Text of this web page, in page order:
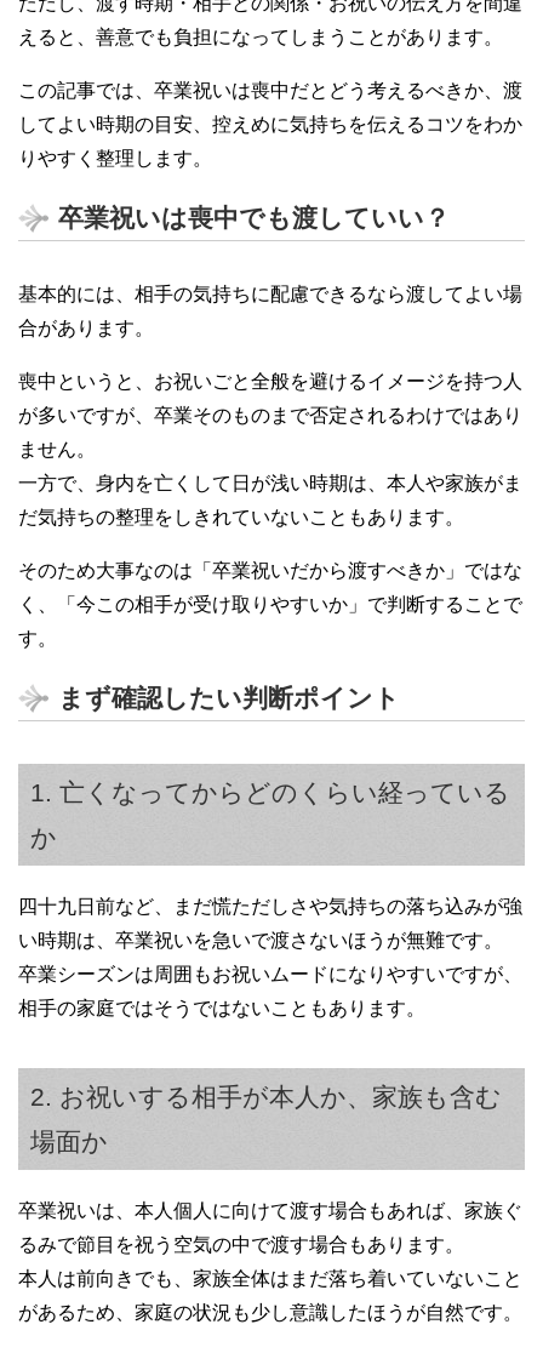
えると、善意でも負担になってしまうことがあります。
この記事では、卒業祝いは喪中だとどう考えるべきか、渡
してよい時期の目安、控えめに気持ちを伝えるコツをわか
りやすく整理します。
卒業祝いは喪中でも渡していい？
基本的には、相手の気持ちに配慮できるなら渡してよい場
合があります。
喪中というと、お祝いごと全般を避けるイメージを持つ人
が多いですが、卒業そのものまで否定されるわけではあり
ません。
一方で、身内を亡くして日が浅い時期は、本人や家族がま
だ気持ちの整理をしきれていないこともあります。
そのため大事なのは「卒業祝いだから渡すべきか」ではな
く、「今この相手が受け取りやすいか」で判断することで
す。
まず確認したい判断ポイント
1. 亡くなってからどのくらい経っている
か
四十九日前など、まだ慌ただしさや気持ちの落ち込みが強
い時期は、卒業祝いを急いで渡さないほうが無難です。
卒業シーズンは周囲もお祝いムードになりやすいですが、
相手の家庭ではそうではないこともあります。
2. お祝いする相手が本人か、家族も含む
場面か
卒業祝いは、本人個人に向けて渡す場合もあれば、家族ぐ
るみで節目を祝う空気の中で渡す場合もあります。
本人は前向きでも、家族全体はまだ落ち着いていないこと
があるため、家庭の状況も少し意識したほうが自然です。